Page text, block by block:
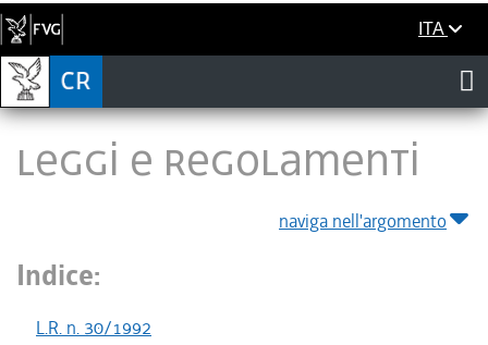
ITA
LEGGI E REGOLAMENTI
naviga nell'argomento
Indice:
L.R. n. 30/1992